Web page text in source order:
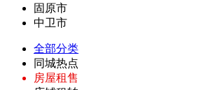
固原市
中卫市
全部分类
同城热点
房屋租售